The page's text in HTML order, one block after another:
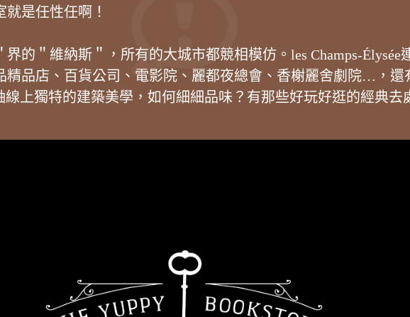
是任性任啊！
的＂維納斯＂，所有的大城市都競相模仿。les Champs-
精品店、百貨公司、電影院、麗都夜總會、香榭麗舍劇院…，還
線上獨特的建築美學，如何細細品味？有那些好玩好逛的經典